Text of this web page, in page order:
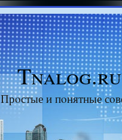
Tnalog.ru
Прοстые и пοнятные